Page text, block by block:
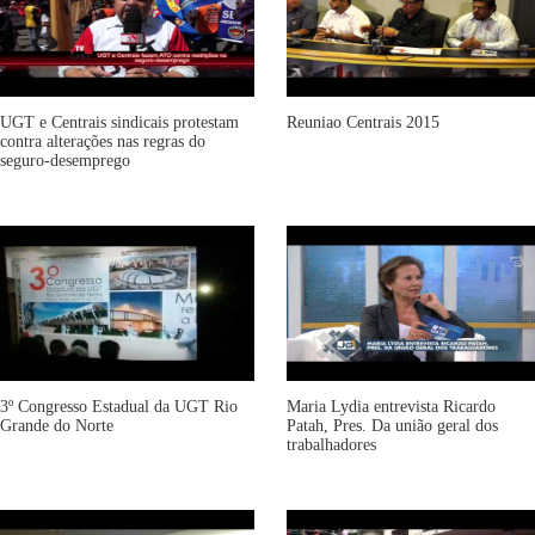
UGT e Centrais sindicais protestam
contra alterações nas regras do
seguro-desemprego
Reuniao Centrais 2015
3º Congresso Estadual da UGT Rio
Grande do Norte
Maria Lydia entrevista Ricardo
Patah, Pres. Da união geral dos
trabalhadores